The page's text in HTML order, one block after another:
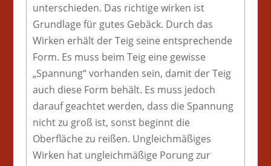
unterschieden. Das richtige wirken ist
Grundlage für gutes Gebäck. Durch das
Wirken erhält der Teig seine entsprechende
Form. Es muss beim Teig eine gewisse
„Spannung“ vorhanden sein, damit der Teig
auch diese Form behält. Es muss jedoch
darauf geachtet werden, dass die Spannung
nicht zu groß ist, sonst beginnt die
Oberfläche zu reißen. Ungleichmäßiges
Wirken hat ungleichmäßige Porung zur